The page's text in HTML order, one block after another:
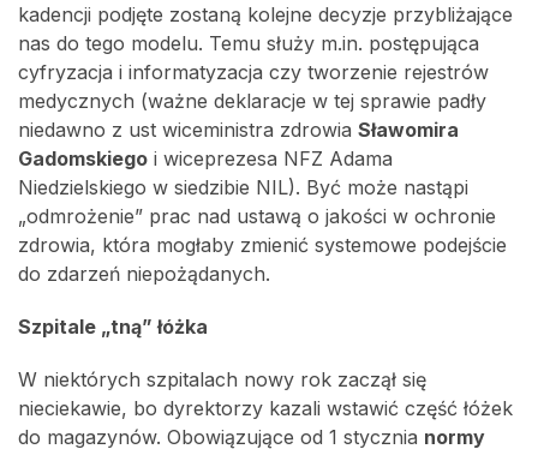
kadencji podjęte zostaną kolejne decyzje przybliżające
nas do tego modelu. Temu służy m.in. postępująca
cyfryzacja i informatyzacja czy tworzenie rejestrów
medycznych (ważne deklaracje w tej sprawie padły
niedawno z ust wiceministra zdrowia Sławomira
Gadomskiego i wiceprezesa NFZ Adama
Niedzielskiego w siedzibie NIL). Być może nastąpi
„odmrożenie” prac nad ustawą o jakości w ochronie
zdrowia, która mogłaby zmienić systemowe podejście
do zdarzeń niepożądanych.
Szpitale „tną” łóżka
W niektórych szpitalach nowy rok zaczął się
nieciekawie, bo dyrektorzy kazali wstawić część łóżek
do magazynów. Obowiązujące od 1 stycznia normy